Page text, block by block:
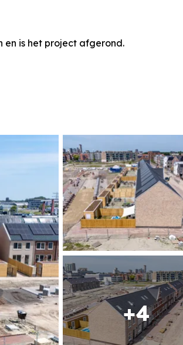
en is het project afgerond.